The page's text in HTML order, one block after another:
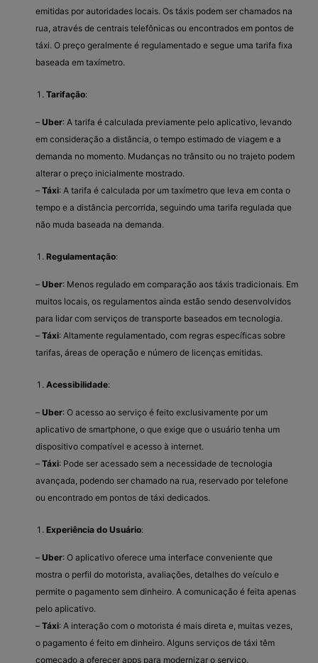
emitidas por autoridades locais. Os táxis podem ser chamados na
rua, através de centrais telefônicas ou encontrados em pontos de
táxi. O preço geralmente é regulamentado e segue uma tarifa fixa
baseada em taxímetro.
Tarifação:
– Uber: A tarifa é calculada previamente pelo aplicativo, levando
em consideração a distância, o tempo estimado de viagem e a
demanda no momento. Mudanças no trânsito ou no trajeto podem
alterar o preço inicialmente mostrado.
– Táxi: A tarifa é calculada por um taxímetro que leva em conta o
tempo e a distância percorrida, seguindo uma tarifa regulada que
não muda baseada na demanda.
Regulamentação:
– Uber: Menos regulado em comparação aos táxis tradicionais. Em
muitos locais, os regulamentos ainda estão sendo desenvolvidos
para lidar com serviços de transporte baseados em tecnologia.
– Táxi: Altamente regulamentado, com regras específicas sobre
tarifas, áreas de operação e número de licenças emitidas.
Acessibilidade:
– Uber: O acesso ao serviço é feito exclusivamente por um
aplicativo de smartphone, o que exige que o usuário tenha um
dispositivo compatível e acesso à internet.
– Táxi: Pode ser acessado sem a necessidade de tecnologia
avançada, podendo ser chamado na rua, reservado por telefone
ou encontrado em pontos de táxi dedicados.
Experiência do Usuário:
– Uber: O aplicativo oferece uma interface conveniente que
mostra o perfil do motorista, avaliações, detalhes do veículo e
permite o pagamento sem dinheiro. A comunicação é feita apenas
pelo aplicativo.
– Táxi: A interação com o motorista é mais direta e, muitas vezes,
o pagamento é feito em dinheiro. Alguns serviços de táxi têm
começado a oferecer apps para modernizar o serviço.